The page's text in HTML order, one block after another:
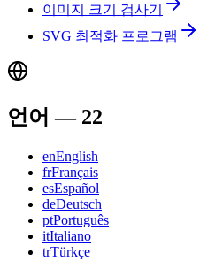
이미지 크기 검사기
SVG 최적화 프로그램
언어 — 22
enEnglish
frFrançais
esEspañol
deDeutsch
ptPortuguês
itItaliano
trTürkçe